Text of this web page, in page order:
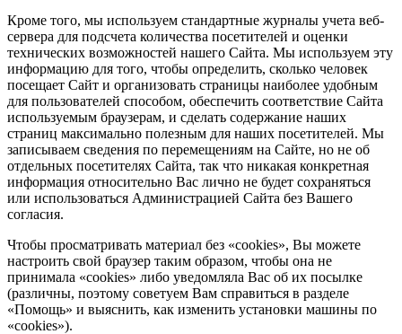
Кроме того, мы используем стандартные журналы учета веб-
сервера для подсчета количества посетителей и оценки
технических возможностей нашего Сайта. Мы используем эту
информацию для того, чтобы определить, сколько человек
посещает Сайт и организовать страницы наиболее удобным
для пользователей способом, обеспечить соответствие Сайта
используемым браузерам, и сделать содержание наших
страниц максимально полезным для наших посетителей. Мы
записываем сведения по перемещениям на Сайте, но не об
отдельных посетителях Сайта, так что никакая конкретная
информация относительно Вас лично не будет сохраняться
или использоваться Администрацией Сайта без Вашего
согласия.
Чтобы просматривать материал без «cookies», Вы можете
настроить свой браузер таким образом, чтобы она не
принимала «cookies» либо уведомляла Вас об их посылке
(различны, поэтому советуем Вам справиться в разделе
«Помощь» и выяснить, как изменить установки машины по
«cookies»).